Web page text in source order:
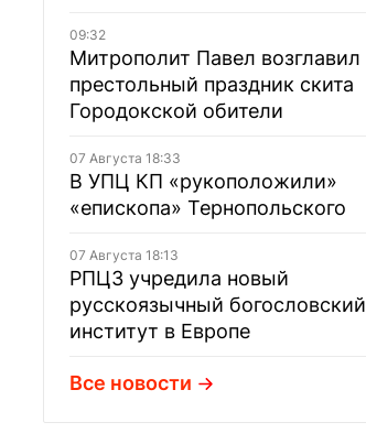
09:32
Митрополит Павел возглавил
престольный праздник скита
Городокской обители
07 Августа 18:33
В УПЦ КП «рукоположили»
«епископа» Тернопольского
07 Августа 18:13
РПЦЗ учредила новый
русскоязычный богословский
институт в Европе
Все новости